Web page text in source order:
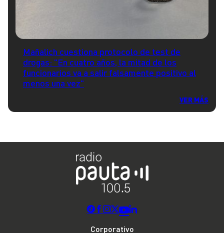
Mañalich cuestiona protocolo de test de
drogas: "En cuatro años, la mitad de los
funcionarios va a salir falsamente positivo al
menos una vez"
VER MÁS
Corporativo